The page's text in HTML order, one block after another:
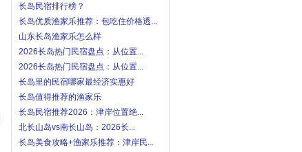
长岛民宿排行榜？
长岛优质渔家乐推荐：包吃住价格透...
山东长岛渔家乐怎么样
2026长岛热门民宿盘点：从位置...
2026长岛热门民宿盘点：从位置...
长岛里的民宿哪家最经济实惠好
长岛值得推荐的渔家乐
长岛民宿推荐2026：津岸位置绝...
北长山岛vs南长山岛：2026长...
长岛美食攻略+渔家乐推荐：津岸民...